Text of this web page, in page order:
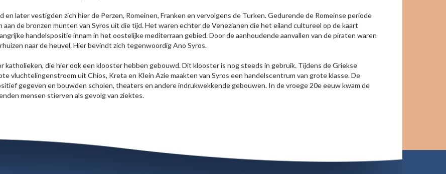
later vestigden zich hier de Perzen, Romeinen, Franken en vervolgens de Turken. Gedurende de Romeinse periode
de bronzen munten van Syros uit die tijd. Het waren echter de Venezianen die het eiland cultureel op de kaart
handelspositie innam in het oostelijke mediterraan gebied. Door de aanhoudende aanvallen van de piraten waren
naar de heuvel. Hier bevindt zich tegenwoordig Ano Syros.
katholieken, die hier ook een klooster hebben gebouwd. Dit klooster is nog steeds in gebruik. Tijdens de Griekse
vluchtelingenstroom uit Chios, Kreta en Klein Azie maakten van Syros een handelscentrum van grote klasse. De
gegeven en bouwden scholen, theaters en andere indrukwekkende gebouwen. In de vroege 20e eeuw kwam de
mensen stierven als gevolg van ziektes.